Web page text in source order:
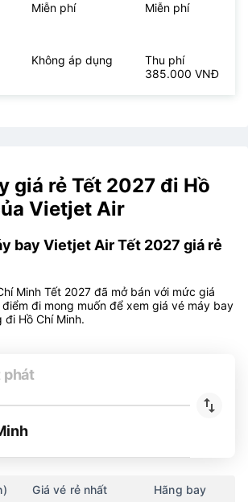
Miễn phí Miễn phí
Không áp dụng
Thu phí
385.000 VNĐ
giá rẻ Tết 2027 đi Hồ
Vietjet Air
bay Vietjet Air Tết 2027 giá rẻ
Minh Tết 2027 đã mở bán với mức giá
đi mong muốn để xem giá vé máy bay
Hồ Chí Minh.
phát
Giá vé rẻ nhất Hãng bay